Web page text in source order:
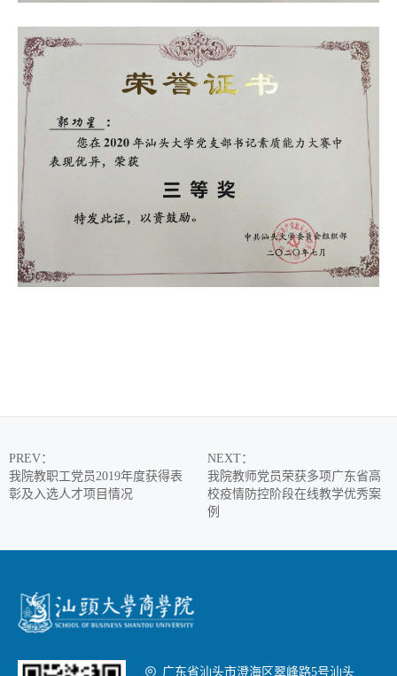
PREV：
我院教职工党员2019年度获得表
彰及入选人才项目情况
NEXT：
我院教师党员荣获多项广东省高
校疫情防控阶段在线教学优秀案
例
 广东省汕头市澄海区翠峰路5号汕头